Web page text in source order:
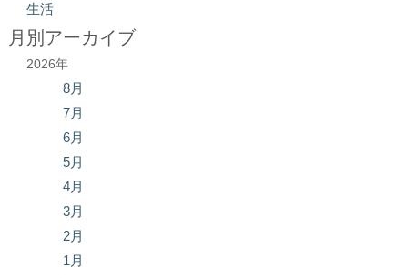
生活
月別アーカイブ
2026年
8月
7月
6月
5月
4月
3月
2月
1月